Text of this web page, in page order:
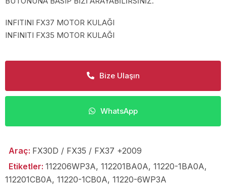
INFITINI FX37 MOTOR KULAĞI
INFINITI FX35 MOTOR KULAĞI
Bize Ulaşın
WhatsApp
Araç: FX30D / FX35 / FX37 +2009
Etiketler: 112206WP3A, 112201BA0A, 11220-1BA0A,
112201CB0A, 11220-1CB0A, 11220-6WP3A